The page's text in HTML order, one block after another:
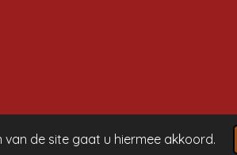
de site gaat u hiermee akkoord.